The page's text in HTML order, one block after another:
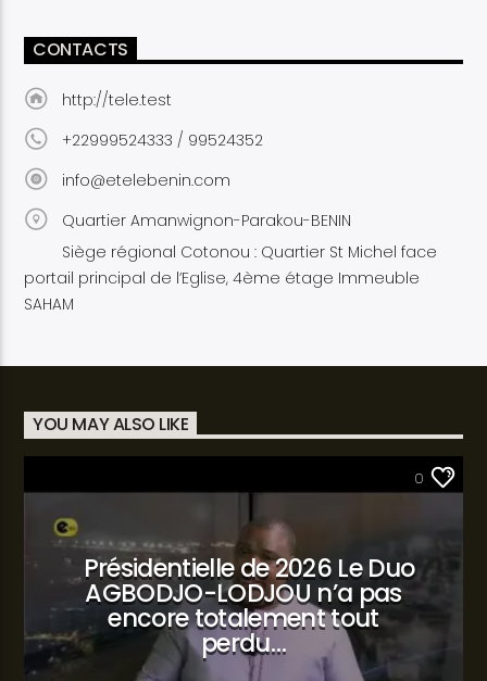
CONTACTS
http://tele.test
+22999524333 / 99524352
info@etelebenin.com
Quartier Amanwignon-Parakou-BENIN
Siège régional Cotonou : Quartier St Michel face
portail principal de l’Eglise, 4ème étage Immeuble
SAHAM
YOU MAY ALSO LIKE
0
Présidentielle de 2026 Le Duo
AGBODJO-LODJOU n’a pas
encore totalement tout
perdu…